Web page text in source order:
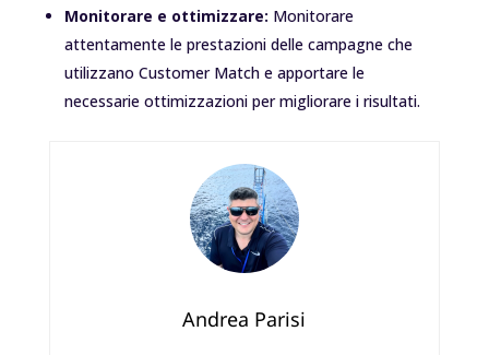
Monitorare e ottimizzare: Monitorare
attentamente le prestazioni delle campagne che
utilizzano Customer Match e apportare le
necessarie ottimizzazioni per migliorare i risultati.
Andrea Parisi